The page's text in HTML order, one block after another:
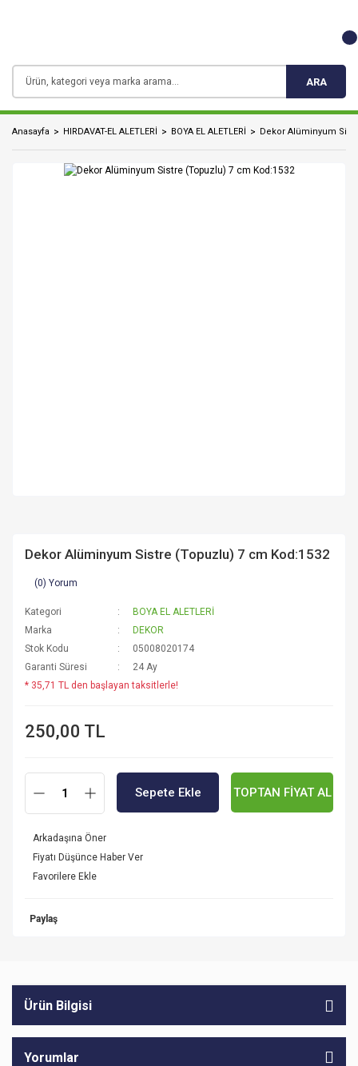
ARA
Anasayfa HIRDAVAT-EL ALETLERİ BOYA EL ALETLERİ Dekor Alüminyum
Dekor Alüminyum Sistre (Topuzlu) 7 cm Kod:1532
(0) Yorum
Kategori
BOYA EL ALETLERİ
Marka
DEKOR
Stok Kodu
05008020174
Garanti Süresi
24 Ay
* 35,71 TL den başlayan taksitlerle!
250,00 TL
Sepete Ekle TOPTAN FİYAT AL
Arkadaşına Öner
Fiyatı Düşünce Haber Ver
Paylaş
Ürün Bilgisi
Yorumlar